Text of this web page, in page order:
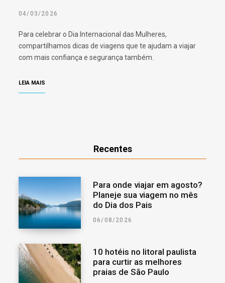
04/03/2026
Para celebrar o Dia Internacional das Mulheres,
compartilhamos dicas de viagens que te ajudam a viajar
com mais confiança e segurança também.
LEIA MAIS
Recentes
Para onde viajar em agosto?
Planeje sua viagem no mês
do Dia dos Pais
06/08/2026
10 hotéis no litoral paulista
para curtir as melhores
praias de São Paulo